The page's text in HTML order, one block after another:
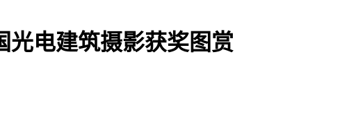
光电建筑摄影获奖图赏